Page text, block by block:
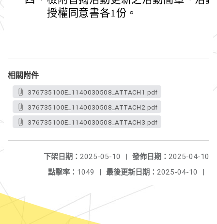
授權同意書各1份。
相關附件
376735100E_1140030508_ATTACH1.pdf
376735100E_1140030508_ATTACH2.pdf
376735100E_1140030508_ATTACH3.pdf
發佈日期： 2025-04-10
下架日期： 2025-05-10
|
最後更新日期： 2025-04-10 |
點擊率： 1049 |